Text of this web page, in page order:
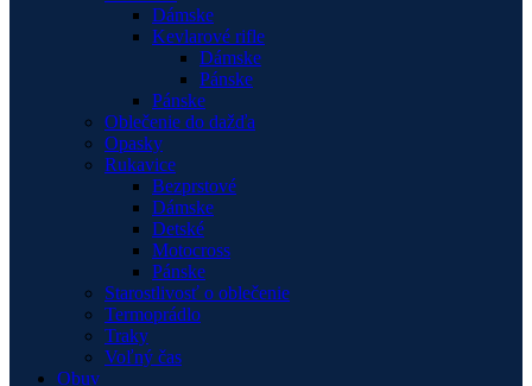
Dámske
Kevlarové rifle
Dámske
Pánske
Pánske
Oblečenie do dažďa
Opasky
Rukavice
Bezprstové
Dámske
Detské
Motocross
Pánske
Starostlivosť o oblečenie
Termoprádlo
Traky
Voľný čas
Obuv